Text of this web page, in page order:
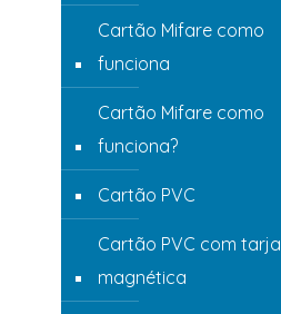
Cartão Mifare como
funciona
Cartão Mifare como
funciona?
Cartão PVC
Cartão PVC com tarja
magnética